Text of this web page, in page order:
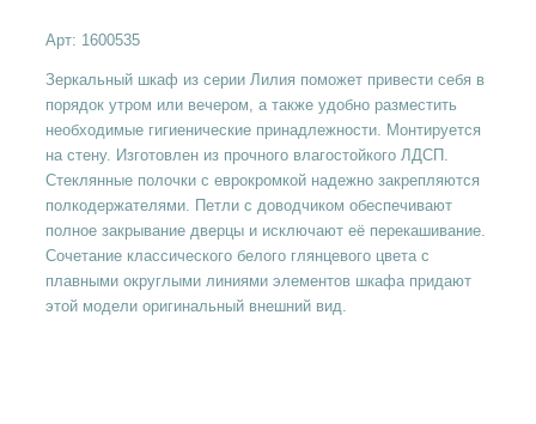
Арт: 1600535
Зеркальный шкаф из серии Лилия поможет привести себя в
порядок утром или вечером, а также удобно разместить
необходимые гигиенические принадлежности. Монтируется
на стену. Изготовлен из прочного влагостойкого ЛДСП.
Стеклянные полочки с еврокромкой надежно закрепляются
полкодержателями. Петли с доводчиком обеспечивают
полное закрывание дверцы и исключают её перекашивание.
Сочетание классического белого глянцевого цвета с
плавными округлыми линиями элементов шкафа придают
этой модели оригинальный внешний вид.